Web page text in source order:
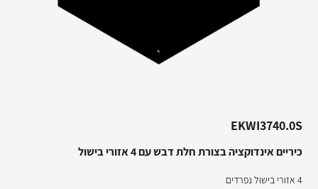
EKWI3740.0S
כיריים אינדוקציה בצורת חלת דבש עם 4 אזורי בישול
4 אזורי בישול נפרדים